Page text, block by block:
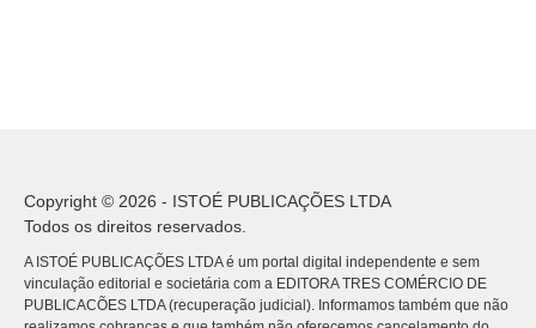
Copyright © 2026 - ISTOÉ PUBLICAÇÕES LTDA
Todos os direitos reservados.
A ISTOÉ PUBLICAÇÕES LTDA é um portal digital independente e sem
vinculação editorial e societária com a EDITORA TRES COMÉRCIO DE
PUBLICACÕES LTDA (recuperação judicial). Informamos também que não